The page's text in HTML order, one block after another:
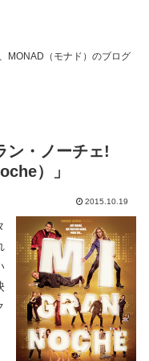
MONAD（モナド）のブログ
ン・ノーチェ!
）」
2015.10.19